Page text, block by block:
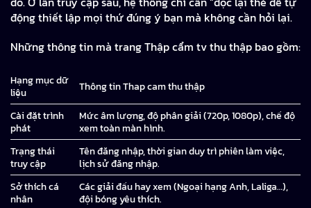
động thiết lập mọi thứ đúng ý bạn mà không cần hỏi lại.
Những thông tin mà trang Thập cẩm tv thu thập bao gồm:
Hạng mục dữ
liệu
Thông tin Thap cam thu thập
Cài đặt trình
phát
Mức âm lượng, độ phân giải (720p, 1080p), chế độ
xem toàn màn hình.
Trạng thái
truy cập
Tên đăng nhập, thời gian duy trì phiên làm việc,
lịch sử đăng nhập.
Sở thích cá
nhân
Các giải đấu hay xem (Ngoại hạng Anh, Laliga…),
đội bóng yêu thích.